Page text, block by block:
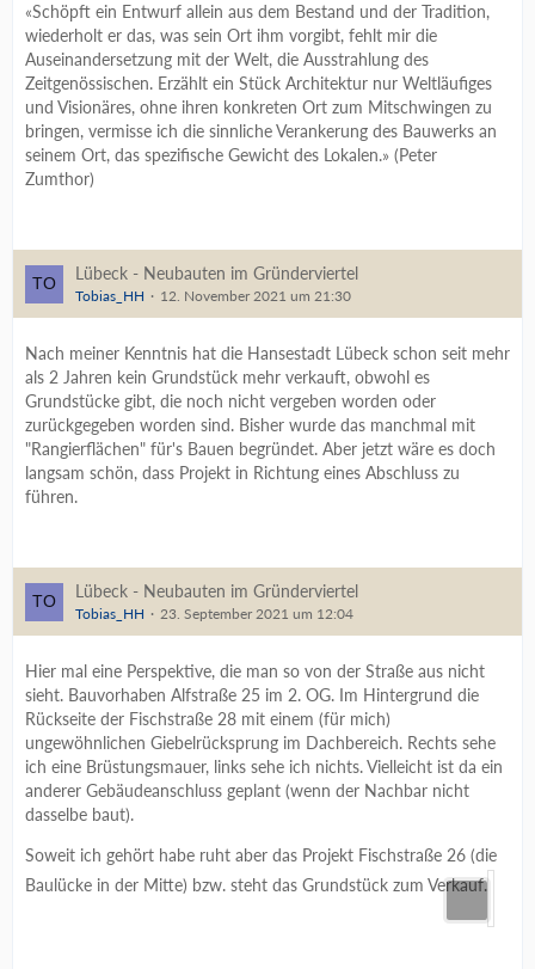
«Schöpft ein Entwurf allein aus dem Bestand und der Tradition,
wiederholt er das, was sein Ort ihm vorgibt, fehlt mir die
Auseinandersetzung mit der Welt, die Ausstrahlung des
Zeitgenössischen. Erzählt ein Stück Architektur nur Weltläufiges
und Visionäres, ohne ihren konkreten Ort zum Mitschwingen zu
bringen, vermisse ich die sinnliche Verankerung des Bauwerks an
seinem Ort, das spezifische Gewicht des Lokalen.» (Peter
Zumthor)
Lübeck - Neubauten im Gründerviertel
Tobias_HH 12. November 2021 um 21:30
Nach meiner Kenntnis hat die Hansestadt Lübeck schon seit mehr
als 2 Jahren kein Grundstück mehr verkauft, obwohl es
Grundstücke gibt, die noch nicht vergeben worden oder
zurückgegeben worden sind. Bisher wurde das manchmal mit
"Rangierflächen" für's Bauen begründet. Aber jetzt wäre es doch
langsam schön, dass Projekt in Richtung eines Abschluss zu
führen.
Lübeck - Neubauten im Gründerviertel
Tobias_HH 23. September 2021 um 12:04
Hier mal eine Perspektive, die man so von der Straße aus nicht
sieht. Bauvorhaben Alfstraße 25 im 2. OG. Im Hintergrund die
Rückseite der Fischstraße 28 mit einem (für mich)
ungewöhnlichen Giebelrücksprung im Dachbereich. Rechts sehe
ich eine Brüstungsmauer, links sehe ich nichts. Vielleicht ist da ein
anderer Gebäudeanschluss geplant (wenn der Nachbar nicht
dasselbe baut).
Soweit ich gehört habe ruht aber das Projekt Fischstraße 26 (die
Baulücke in der Mitte) bzw. steht das Grundstück zum Verkauf.